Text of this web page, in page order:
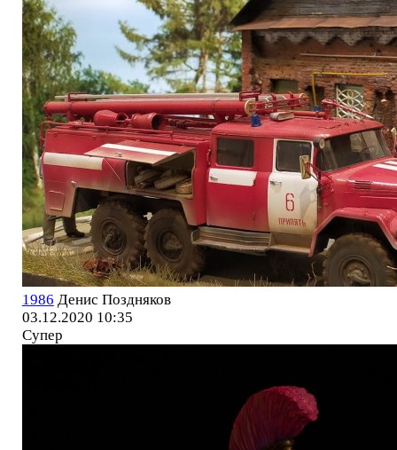
1986 Денис Поздняков
03.12.2020 10:35
Супер